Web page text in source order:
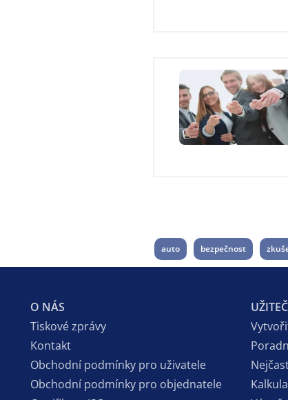
auto bezpečnost
O NÁS
Tiskové zprávy
Kontakt
Obchodní podmínky pro uživatele
Obchodní podmínky pro objednatele